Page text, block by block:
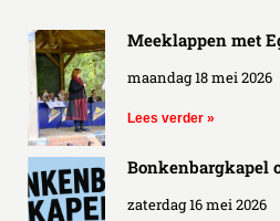
Meeklappen met
maandag 18 mei 2026
Lees verder »
Bonkenbargkapel
zaterdag 16 mei 2026